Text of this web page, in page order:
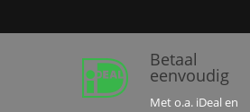
 Betaal
eenvoudig
Met o.a. iDeal en